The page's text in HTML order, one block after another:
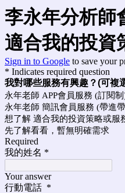
李永年分析師
適合我的投資
Sign in to Google to save your
* Indicates required question
我對哪些服務有興趣？(可複
永年老師 APP會員服務 (訂閱
永年老師 簡訊會員服務 (帶進
想了解 適合我的投資策略或服
先了解看看，暫無明確需求
Required
我的姓名 *
Your answer
行動電話 *